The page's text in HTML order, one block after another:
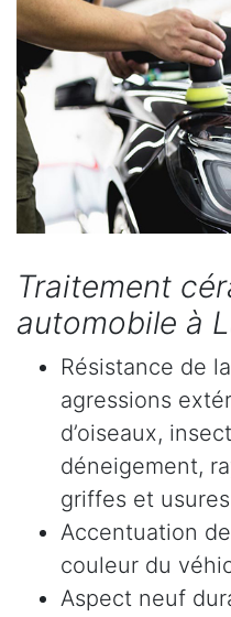
Traitement
automobile à
Résistance de
agressions
d’oiseaux,
déneigement,
griffes et
Accentuation
couleur du
Aspect neuf